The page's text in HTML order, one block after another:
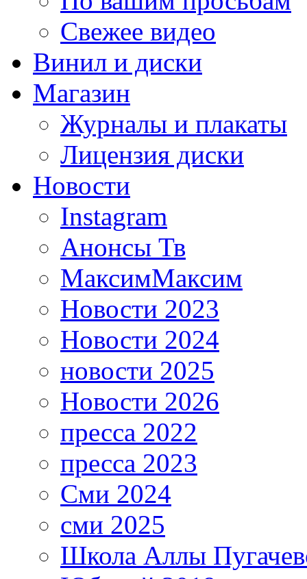
Свежее видео
Винил и диски
Магазин
Журналы и плакаты
Лицензия диски
Новости
Instagram
Анонсы Тв
МаксимМаксим
Новости 2023
Новости 2024
новости 2025
Новости 2026
пресса 2022
пресса 2023
Сми 2024
сми 2025
Школа Аллы